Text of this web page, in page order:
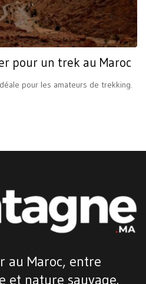
pour un trek au Maroc
pour les amateurs de trekking.
au Maroc, entre
et nature sauvage.